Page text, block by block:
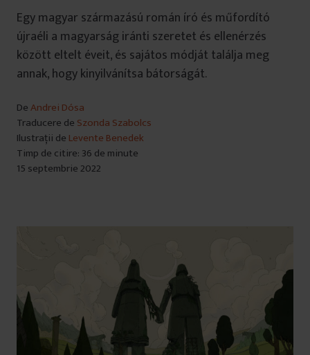
Egy magyar származású román író és műfordító
újraéli a magyarság iránti szeretet és ellenérzés
között eltelt éveit, és sajátos módját találja meg
annak, hogy kinyilvánítsa bátorságát.
DeAndrei Dósa
Traducere de Szonda Szabolcs
Ilustrații de Levente Benedek
Timp de citire: 36 de minute
15 septembrie 2022